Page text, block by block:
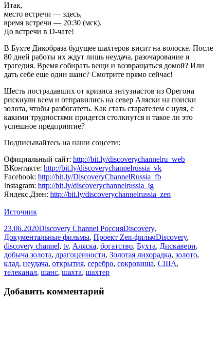
Итак,
место встречи — здесь,
время встречи — 20:30 (мск).
До встречи в D-чате!
В Бухте Дикобраза будущее шахтеров висит на волоске. После
80 дней работы их ждут лишь неудача, разочарование и
трагедия. Время собирать вещи и возвращаться домой? Или
дать себе еще один шанс? Смотрите прямо сейчас!
Шесть пострадавших от кризиса энтузиастов из Орегона
рискнули всем и отправились на север Аляски на поиски
золота, чтобы разбогатеть. Как стать старателем с нуля, с
какими трудностями придется столкнутся и такое ли это
успешное предприятие?
Подписывайтесь на наши соцсети:
Официальный сайт: http://bit.ly/discoverychannelru_web
ВКонтакте: http://bit.ly/discoverychannelrussia_vk
Facebook: http://bit.ly/DiscoveryChannelRussia_fb
Instagram: http://bit.ly/discoverychannelrussia_ig
Яндекс.Дзен: http://bit.ly/discoverychannelrussia_zen
Источник
Опубликовано
23.06.2020Автор
Discovery Channel РоссияРубрики
Discovery,
Документальные фильмы, Проект Zen-фильмМетки
Discovery,
discovery channel, tv, Аляска, богатство, Бухта, Дискавери,
добыча золота, драгоценности, Золотая лихорадка, золото,
клад, неудача, открытия, серебро, сокровиша, США,
телеканал, шанс, шахта, шахтер
Добавить комментарий